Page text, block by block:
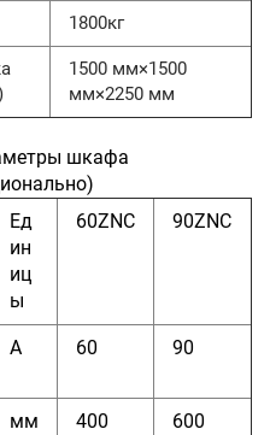
1800кг
1500 мм×1500
мм×2250 мм
шкафа
Ед
ин
иц
ы
60ZNC 90ZNC
А 60 90
мм
400 600